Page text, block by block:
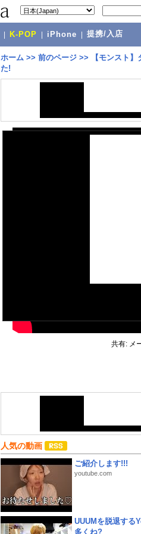
K-POP iPhone 提携/入店
ホーム >> 前のページ >>
【モンスト
た!
共有: メ
人気の動画
ご紹介します!!!
youtube.com
UUUMを脱退する
多くね?